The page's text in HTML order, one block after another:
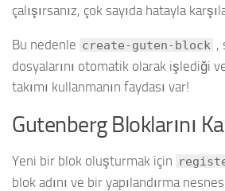
çalışırsanız, çok sayıda hatayla
Bu nedenle create-guten-block ,
dosyalarını otomatik olarak işlediği
takımı kullanmanın faydası var!
Gutenberg Bloklarını
Yeni bir blok oluşturmak için
blok adını ve bir yapılandırma